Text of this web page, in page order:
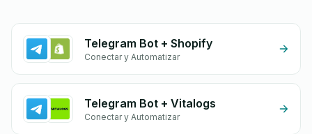
Telegram Bot + Shopify
Conectar y Automatizar
Telegram Bot + Vitalogs
Conectar y Automatizar